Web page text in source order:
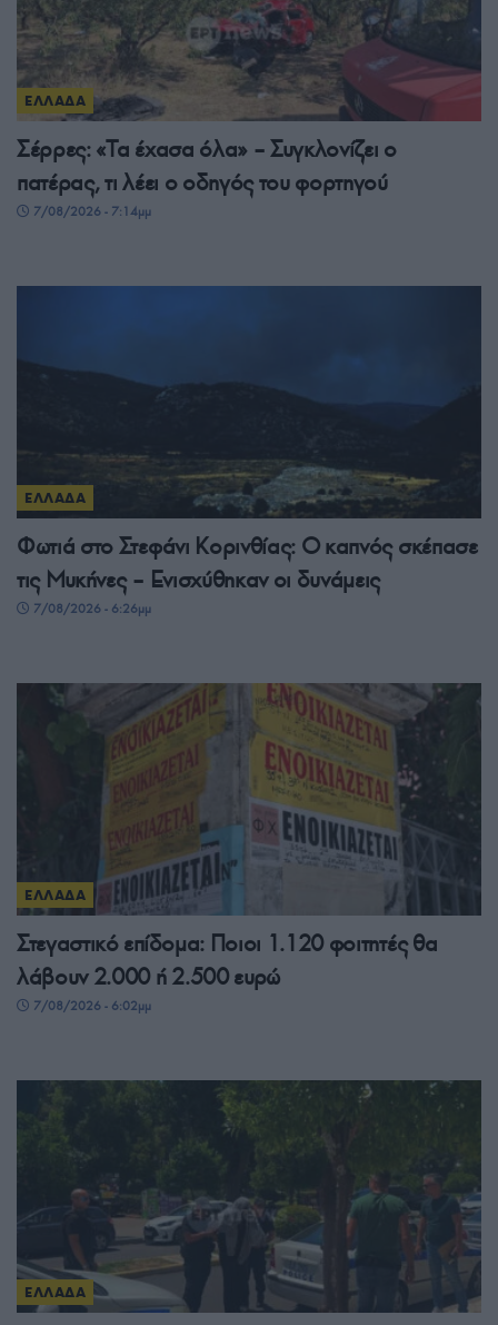
ΕΛΛΑΔΑ
Σέρρες: «Τα έχασα όλα» – Συγκλονίζει ο
πατέρας, τι λέει ο οδηγός του φορτηγού
7/08/2026 - 7:14μμ
ΕΛΛΑΔΑ
Φωτιά στο Στεφάνι Κορινθίας: Ο καπνός σκέπασε
τις Μυκήνες – Ενισχύθηκαν οι δυνάμεις
7/08/2026 - 6:26μμ
ΕΛΛΑΔΑ
Στεγαστικό επίδομα: Ποιοι 1.120 φοιτητές θα
λάβουν 2.000 ή 2.500 ευρώ
7/08/2026 - 6:02μμ
ΕΛΛΑΔΑ